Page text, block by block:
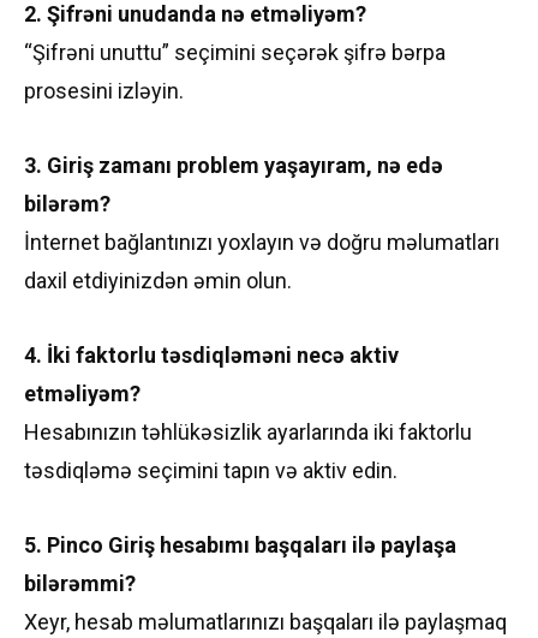
2. Şifrəni unudanda nə etməliyəm?
“Şifrəni unuttu” seçimini seçərək şifrə bərpa
prosesini izləyin.
3. Giriş zamanı problem yaşayıram, nə edə
bilərəm?
İnternet bağlantınızı yoxlayın və doğru məlumatları
daxil etdiyinizdən əmin olun.
4. İki faktorlu təsdiqləməni necə aktiv
etməliyəm?
Hesabınızın təhlükəsizlik ayarlarında iki faktorlu
təsdiqləmə seçimini tapın və aktiv edin.
5. Pinco Giriş hesabımı başqaları ilə paylaşa
bilərəmmi?
Xeyr, hesab məlumatlarınızı başqaları ilə paylaşmaq